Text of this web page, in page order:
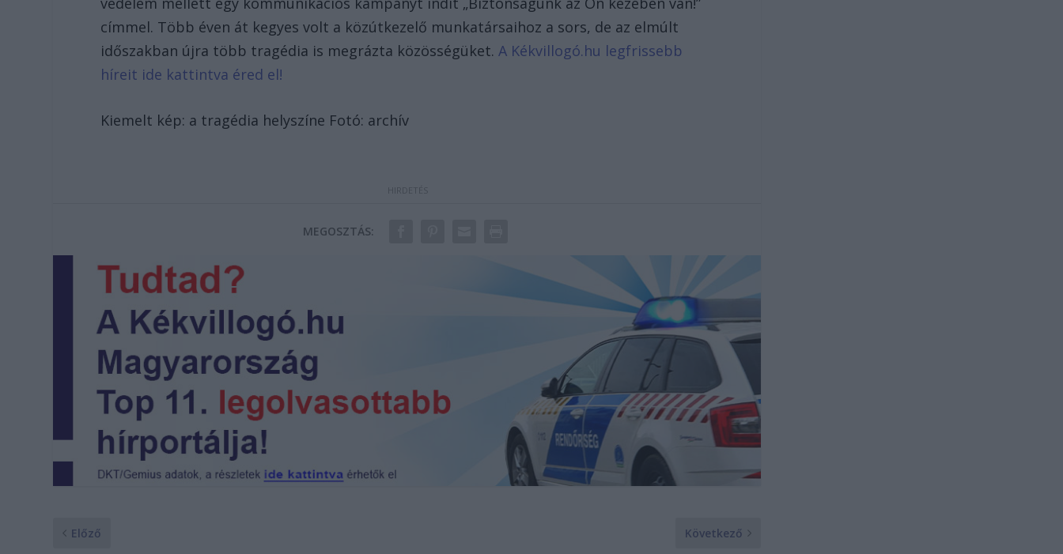
címmel. Több éven át kegyes volt a közútkezelő munkatársaihoz a sors, de az elmúlt
időszakban újra több tragédia is megrázta közösségüket. A Kékvillogó.hu legfrissebb
híreit ide kattintva éred el!
Kiemelt kép: a tragédia helyszíne Fotó: archív
MEGOSZTÁS:
Előző Következő